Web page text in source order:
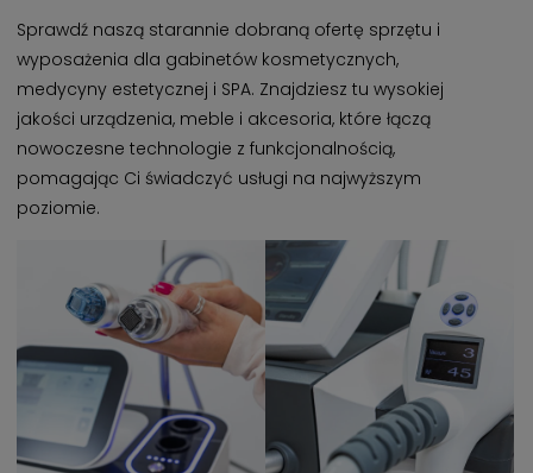
Sprawdź naszą starannie dobraną ofertę sprzętu i
wyposażenia dla gabinetów kosmetycznych,
medycyny estetycznej i SPA. Znajdziesz tu wysokiej
jakości urządzenia, meble i akcesoria, które łączą
nowoczesne technologie z funkcjonalnością,
pomagając Ci świadczyć usługi na najwyższym
poziomie.